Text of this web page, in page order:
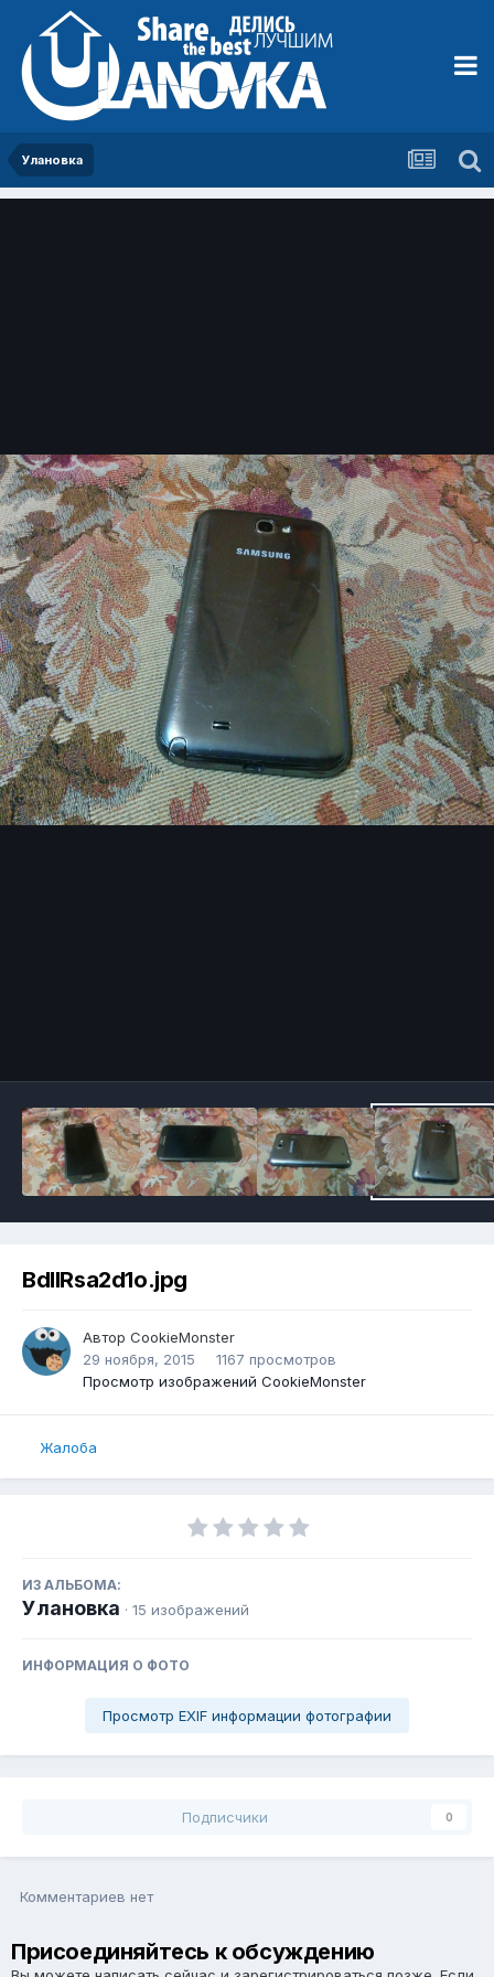
Улановка
BdllRsa2d1o.jpg
Автор CookieMonster
29 ноября, 2015
1167 просмотров
Просмотр изображений CookieMonster
Жалоба
ИЗ АЛЬБОМА:
Улановка · 15 изображений
ИНФОРМАЦИЯ О ФОТО
Просмотр EXIF информации фотографии
Подписчики 0
Комментариев нет
Присоединяйтесь к обсуждению